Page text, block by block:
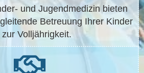
und Jugend­medizin bieten
Betreuung Ihrer Kinder
zur Volljährigkeit.